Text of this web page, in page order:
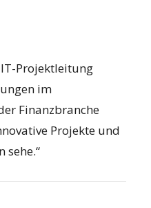
Projektleitung
im
Finanzbranche
Projekte und
sehe.“